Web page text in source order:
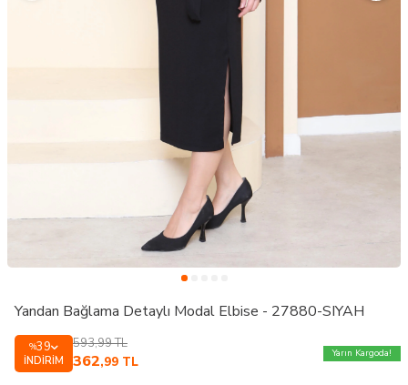
Yandan Bağlama Detaylı Modal Elbise - 27880-SIYAH
%39
İNDIRIM
593,99TL
362,99 TL
Yarın Kargoda!